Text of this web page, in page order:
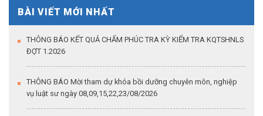
BÀI VIẾT MỚI NHẤT
THÔNG BÁO KẾT QUẢ CHẤM PHÚC TRA KỲ KIỂM TRA KQTSHNLS
ĐỢT 1.2026
THÔNG BÁO Mời tham dự khóa bồi dưỡng chuyên môn, nghiệp
vụ luật sư ngày 08,09,15,22,23/08/2026